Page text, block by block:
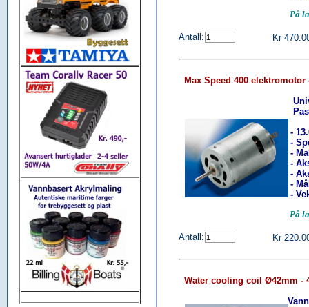
På
Antall: Kr
Max Speed 400 elektromotor
-
-
-
-
-
-
-
På
Antall: Kr
Water cooling coil Ø42mm -